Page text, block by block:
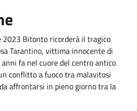
2023 Bitonto ricorderà il tragico
Tarantino, vittima innocente di
fa nel cuore del centro antico
conflitto a fuoco tra malavitosi
affrontarsi in pieno giorno tra la